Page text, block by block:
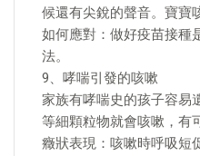
候還有尖銳的聲音。寶寶
如何應對：做好疫苗接種
法。
9、哮喘引發的咳嗽
家族有哮喘史的孩子容易
等細顆粒物就會咳嗽，有
癥狀表現：咳嗽時呼吸短